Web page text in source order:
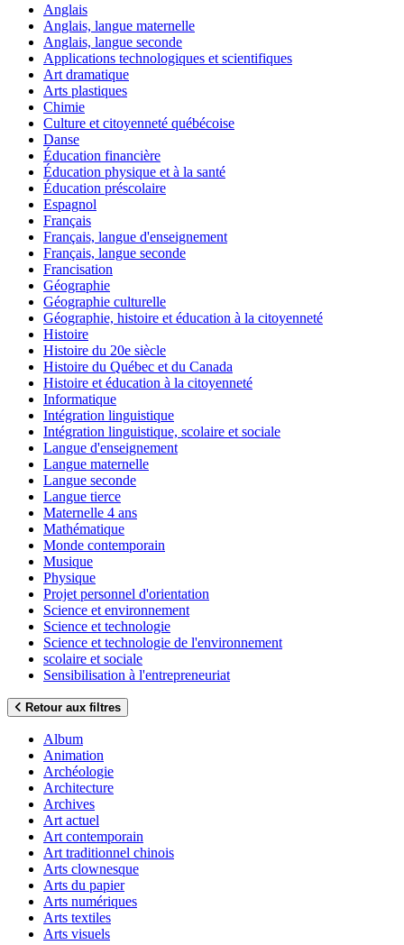
Anglais
Anglais, langue maternelle
Anglais, langue seconde
Applications technologiques et scientifiques
Art dramatique
Arts plastiques
Chimie
Culture et citoyenneté québécoise
Danse
Éducation financière
Éducation physique et à la santé
Éducation préscolaire
Espagnol
Français
Français, langue d'enseignement
Français, langue seconde
Francisation
Géographie
Géographie culturelle
Géographie, histoire et éducation à la citoyenneté
Histoire
Histoire du 20e siècle
Histoire du Québec et du Canada
Histoire et éducation à la citoyenneté
Informatique
Intégration linguistique
Intégration linguistique, scolaire et sociale
Langue d'enseignement
Langue maternelle
Langue seconde
Langue tierce
Maternelle 4 ans
Mathématique
Monde contemporain
Musique
Physique
Projet personnel d'orientation
Science et environnement
Science et technologie
Science et technologie de l'environnement
scolaire et sociale
Sensibilisation à l'entrepreneuriat
Retour aux filtres
Album
Animation
Archéologie
Architecture
Archives
Art actuel
Art contemporain
Art traditionnel chinois
Arts clownesque
Arts du papier
Arts numériques
Arts textiles
Arts visuels